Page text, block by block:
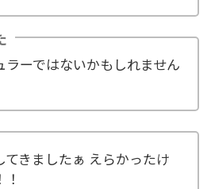
ーではないかもしれません
きましたぁ えらかったけ